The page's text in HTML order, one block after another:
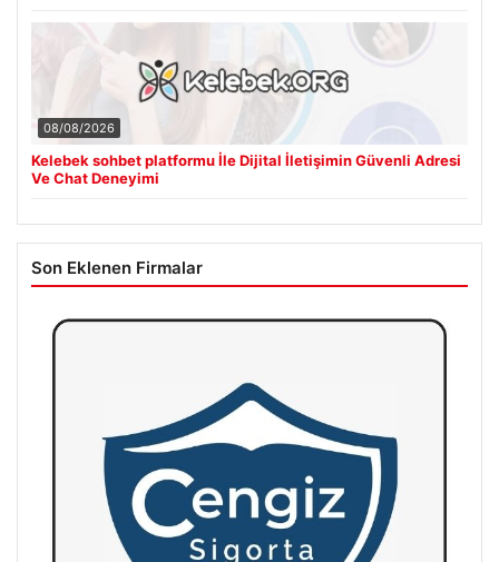
08/08/2026
Kelebek sohbet platformu İle Dijital İletişimin Güvenli Adresi
Ve Chat Deneyimi
Son Eklenen Firmalar